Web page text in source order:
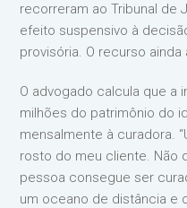
recorreram ao Tribunal de
efeito suspensivo à
provisória. O recurso ainda
O advogado calcula que a
milhões do patrimônio do
mensalmente à curadora.
rosto do meu cliente. Não
pessoa consegue ser
um oceano de distância e